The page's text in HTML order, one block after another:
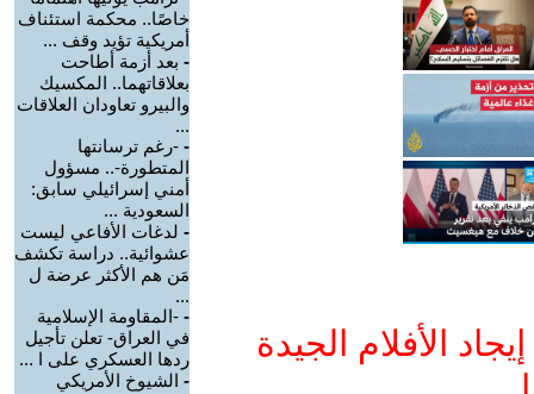
الأفلام الجيدة
خاصًا.. محكمة استئناف
أمريكية تؤيد وقف ...
- بعد أزمة أطاحت
بعلاقاتهما.. المكسيك
والبيرو تعاودان العلاقات
...
- -رغم ترسانتها
المتطورة-.. مسؤول
أمني إسرائيلي سابق:
السعودية ...
- لدغات الأفاعي ليست
عشوائية.. دراسة تكشف
مَن هم الأكثر عرضة ل
...
- -المقاومة الإسلامية
في العراق- تعلن تأجيل
ردها العسكري على ا ...
- الشيوخ الأمريكي